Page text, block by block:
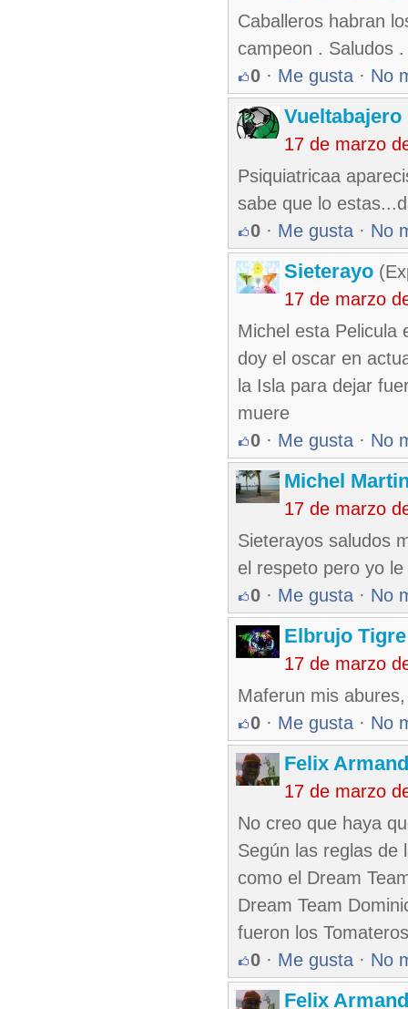
Caballeros habran
campeon . Saludos .
0 · Me gusta · No
Vueltabajero
17 de marzo
Psiquiatricaa
sabe que lo
0 · Me gusta · No
Sieterayo
17 de marzo
Michel esta Pelicula
doy el oscar en
la Isla para dejar
muere
0 · Me gusta · No
Michel
17 de marzo
Sieterayos saludos
el respeto pero yo
0 · Me gusta · No
Elbrujo Tigre
17 de marzo
Maferun mis
0 · Me gusta · No
Felix
17 de marzo
No creo que haya
Según las reglas de
como el Dream
Dream Team
fueron los
0 · Me gusta · No
Felix